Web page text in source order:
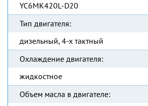
YC6MK420L-D20
Тип двигателя:
дизельный, 4-х тактный
Охлаждение двигателя:
жидкостное
Объем масла в двигателе: